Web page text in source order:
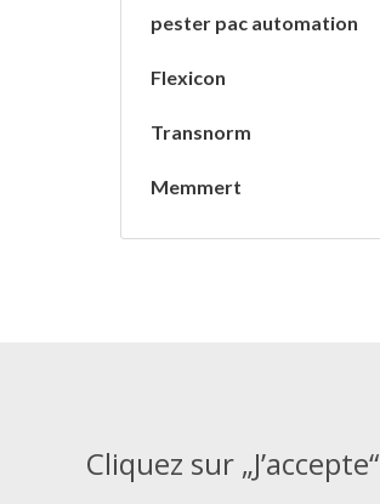
pester pac automation
Flexicon
Transnorm
Memmert
Cliquez sur „J’accepte“